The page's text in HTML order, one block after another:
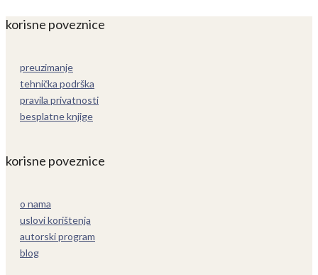
korisne poveznice
preuzimanje
tehnička podrška
pravila privatnosti
besplatne knjige
korisne poveznice
o nama
uslovi korištenja
autorski program
blog